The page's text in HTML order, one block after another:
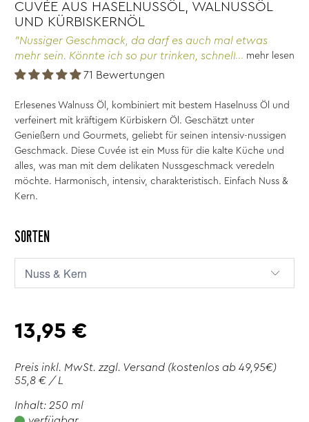
CUVÉE AUS HASELNUSSÖL, WALNUSSÖL
UND KÜRBISKERNÖL
"Nussiger Geschmack, da darf es auch mal etwas
mehr sein. Könnte ich so pur trinken, schneller Versand
und Lieferung. Immer gerne wieder. Dankeschön!"
mehr lesen
71 Bewertungen
Erlesenes Walnuss Öl, kombiniert mit bestem Haselnuss Öl und
verfeinert mit kräftigem Kürbiskern Öl. Geschätzt unter
Genießern und Gourmets, geliebt für seinen intensiv-nussigen
Geschmack. Diese Cuvée ist ein Muss für die kalte Küche und
alles, was man mit dem delikaten Nussgeschmack veredeln
möchte. Harmonisch, intensiv, charakteristisch. Einfach Nuss &
Kern.
SORTEN
13,95 €
Preis inkl. MwSt. zzgl. Versand (kostenlos ab 49,95€)
55,8 € / L
Inhalt: 250 ml